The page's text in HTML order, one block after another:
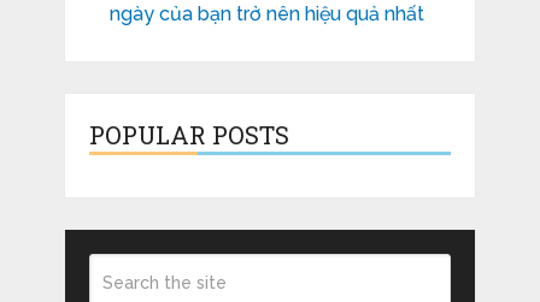
ngày của bạn trở nên hiệu quả nhất
POPULAR POSTS